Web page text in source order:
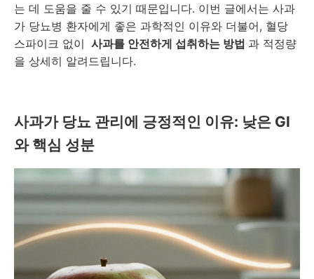
는 데 도움을 줄 수 있기 때문입니다. 이번 글에서는 사과
가 당뇨병 환자에게 좋은 과학적인 이유와 더불어, 혈당
스파이크 없이 사과를 안전하게 섭취하는 방법 과 적정량
을 상세히 알려드립니다.
사과가 당뇨 관리에 긍정적인 이유: 낮은 GI
와 핵심 성분